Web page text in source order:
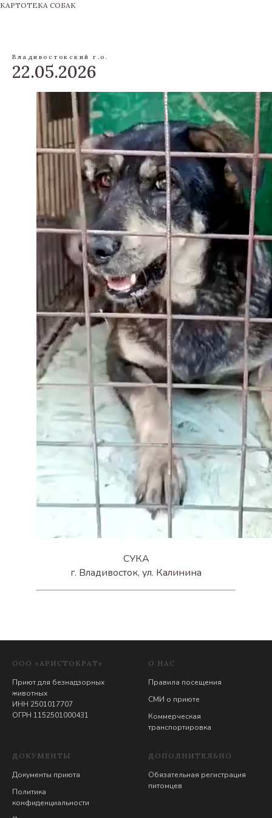
КАРТОТЕКА СОБАК
Владивостокский г.о.
22.05.2026
СУКА
г. Владивосток, ул. Калинина
ООО «АРИСТОКРАТ»
Приют для безнадзорных
животных
ИНН 2501017707
ОГРН 1152501000431
О НАС
Правила посещения
СМИ о приюте
Коммерческая
транспортировка
ДОКУМЕНТЫ
Документы приюта
Политика
конфиденциальности
ДОПОЛНИТЕЛЬНО
Обязательная регистрация
питомцев